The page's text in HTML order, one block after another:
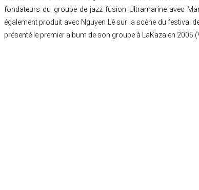
fondateurs du groupe de jazz fusion Ultramarine avec
également produit avec Nguyen Lê sur la scène du festival
présenté le premier album de son groupe à LaKaza en 2005